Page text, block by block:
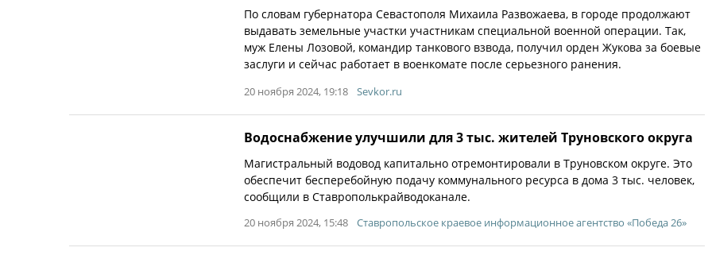
По словам губернатора Севастополя Михаила Развожаева, в городе продолжают
выдавать земельные участки участникам специальной военной операции. Так,
муж Елены Лозовой, командир танкового взвода, получил орден Жукова за боевые
заслуги и сейчас работает в военкомате после серьезного ранения.
20 ноября 2024, 19:18 Sevkor.ru
Водоснабжение улучшили для 3 тыс. жителей Труновского округа
Магистральный водовод капитально отремонтировали в Труновском округе. Это
обеспечит бесперебойную подачу коммунального ресурса в дома 3 тыс. человек,
сообщили в Ставрополькрайводоканале.
20 ноября 2024, 15:48 Ставропольское краевое информационное агентство «Победа 26»